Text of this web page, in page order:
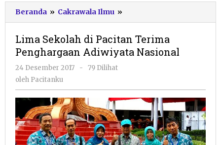
Beranda » Cakrawala Ilmu »
Sekolah
Pacitan
Terima
Lima Sekolah di Pacitan Terima
Penghargaan Adiwiyata Nasional
24 Desember 2017
oleh
-
79 Dilihat
oleh Pacitanku